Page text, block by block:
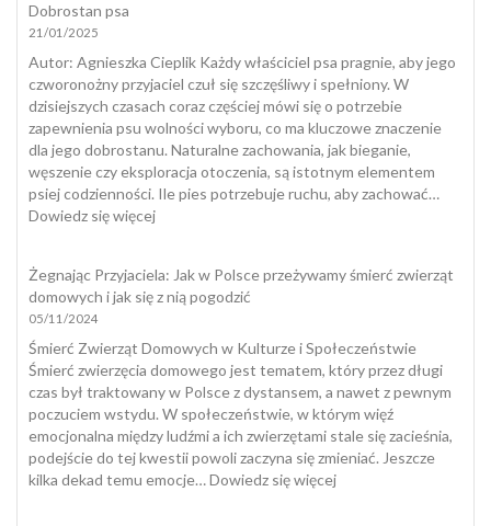
badanie
ogólnopolskie
Dobrostan psa
21/01/2025
​Autor: Agnieszka Cieplik Każdy właściciel psa pragnie, aby jego
czworonożny przyjaciel czuł się szczęśliwy i spełniony. W
dzisiejszych czasach coraz częściej mówi się o potrzebie
zapewnienia psu wolności wyboru, co ma kluczowe znaczenie
dla jego dobrostanu. Naturalne zachowania, jak bieganie,
węszenie czy eksploracja otoczenia, są istotnym elementem
psiej codzienności. Ile pies potrzebuje ruchu, aby zachować…
Dowiedz się więcej:
Żegnając Przyjaciela: Jak w Polsce przeżywamy śmierć zwierząt
domowych i jak się z nią pogodzić
05/11/2024
Śmierć Zwierząt Domowych w Kulturze i Społeczeństwie
Śmierć zwierzęcia domowego jest tematem, który przez długi
czas był traktowany w Polsce z dystansem, a nawet z pewnym
poczuciem wstydu. W społeczeństwie, w którym więź
emocjonalna między ludźmi a ich zwierzętami stale się zacieśnia,
podejście do tej kwestii powoli zaczyna się zmieniać. Jeszcze
kilka dekad temu emocje…Dowiedz się więcej: